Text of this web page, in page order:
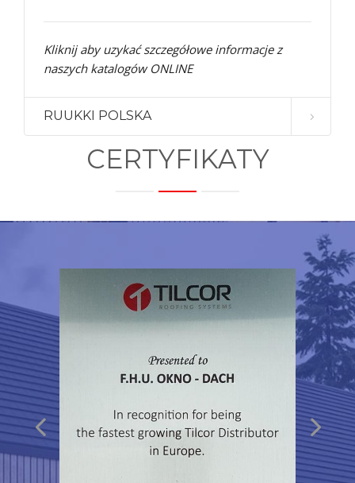
Kliknij aby uzykać szczegółowe informacje z
naszych katalogów ONLINE
RUUKKI POLSKA
CERTYFIKATY